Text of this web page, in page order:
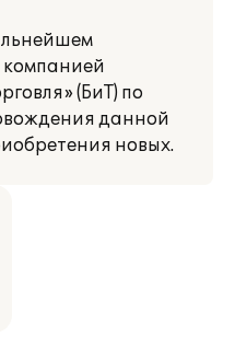
компанией
(БиТ) по
данной
новых.